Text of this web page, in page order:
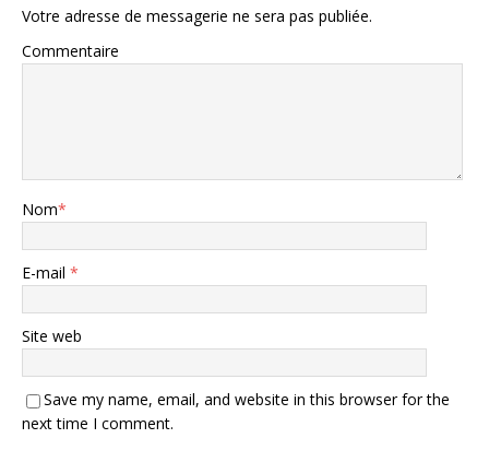
Votre adresse de messagerie ne sera pas publiée.
Commentaire
Nom*
E-mail *
Site web
Save my name, email, and website in this browser for the
next time I comment.